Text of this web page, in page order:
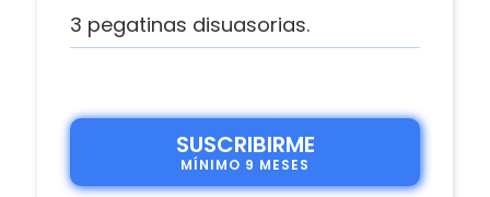
3 pegatinas disuasorias.
SUSCRIBIRME
MÍNIMO 9 MESES